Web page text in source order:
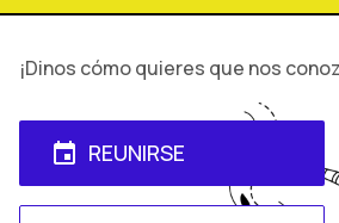
¡Dinos cómo quieres que nos
event REUNIRSE